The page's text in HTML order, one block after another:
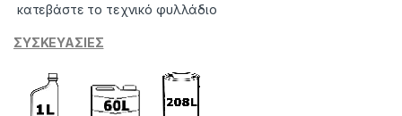
κατεβάστε το τεχνικό φυλλάδιο
ΣΥΣΚΕΥΑΣΙΕΣ